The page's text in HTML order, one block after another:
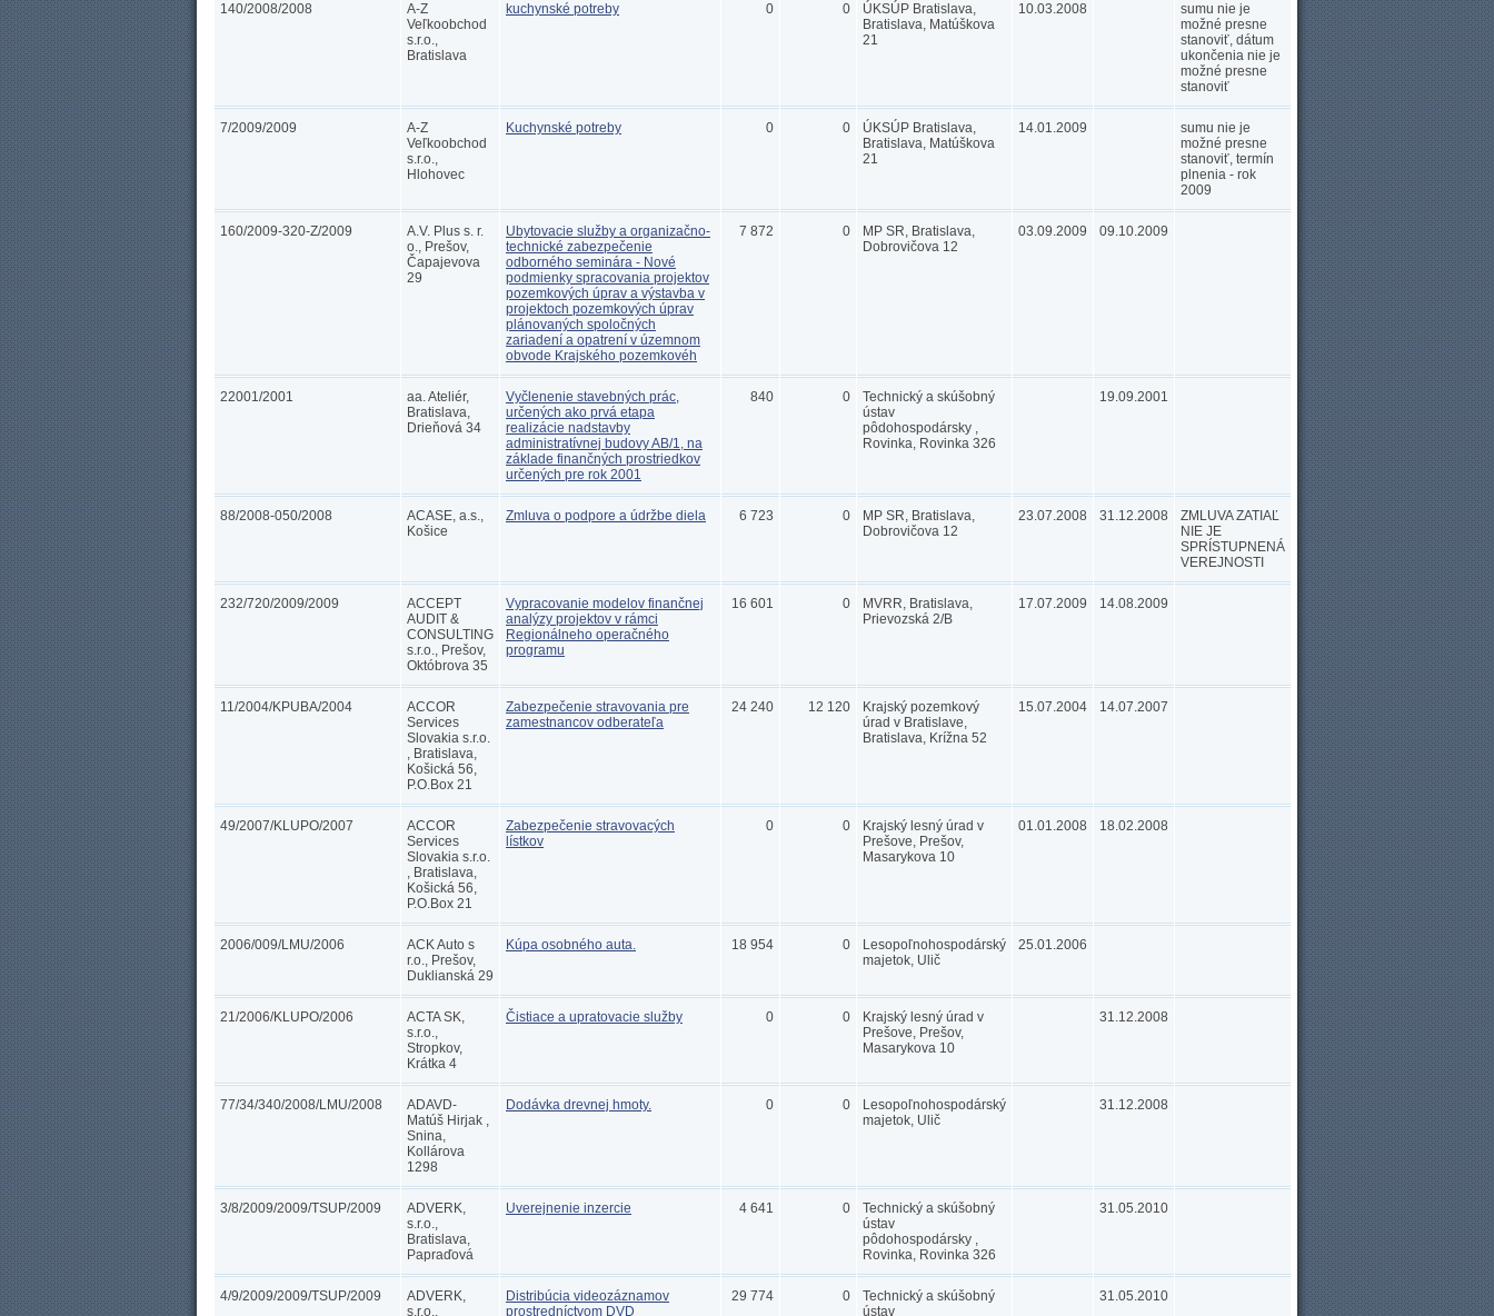
140/2008/2008
A-Z
Veľkoobchod
s.r.o.,
Bratislava
kuchynské potreby 0 0
ÚKSÚP Bratislava,
Bratislava, Matúškova
21
10.03.2008
sumu nie je
možné presne
stanoviť, dátum
ukončenia nie je
možné presne
stanoviť
7/2009/2009
A-Z
Veľkoobchod
s.r.o.,
Hlohovec
Kuchynské potreby 0 0
ÚKSÚP Bratislava,
Bratislava, Matúškova
21
14.01.2009
sumu nie je
možné presne
stanoviť, termín
plnenia - rok
2009
160/2009-320-Z/2009
A.V. Plus s. r.
o., Prešov,
Čapajevova
29
Ubytovacie služby a organizačno-
technické zabezpečenie
odborného seminára - Nové
podmienky spracovania projektov
pozemkových úprav a výstavba v
projektoch pozemkových úprav
plánovaných spoločných
zariadení a opatrení v územnom
obvode Krajského pozemkovéh
7 872 0
MP SR, Bratislava,
Dobrovičova 12
03.09.2009 09.10.2009
22001/2001
aa. Ateliér,
Bratislava,
Drieňová 34
Vyčlenenie stavebných prác,
určených ako prvá etapa
realizácie nadstavby
administratívnej budovy AB/1, na
základe finančných prostriedkov
určených pre rok 2001
840 0
Technický a skúšobný
ústav
pôdohospodársky ,
Rovinka, Rovinka 326
19.09.2001
88/2008-050/2008
ACASE, a.s.,
Košice
Zmluva o podpore a údržbe diela 6 723 0
MP SR, Bratislava,
Dobrovičova 12
23.07.2008 31.12.2008
ZMLUVA ZATIAĽ
NIE JE
SPRÍSTUPNENÁ
VEREJNOSTI
232/720/2009/2009
ACCEPT
AUDIT &
CONSULTING
s.r.o., Prešov,
Októbrova 35
Vypracovanie modelov finančnej
analýzy projektov v rámci
Regionálneho operačného
programu
16 601 0
MVRR, Bratislava,
Prievozská 2/B
17.07.2009 14.08.2009
11/2004/KPUBA/2004
ACCOR
Services
Slovakia s.r.o.
, Bratislava,
Košická 56,
P.O.Box 21
Zabezpečenie stravovania pre
zamestnancov odberateľa
24 240 12 120
Krajský pozemkový
úrad v Bratislave,
Bratislava, Krížna 52
15.07.2004 14.07.2007
49/2007/KLUPO/2007
ACCOR
Services
Slovakia s.r.o.
, Bratislava,
Košická 56,
P.O.Box 21
Zabezpečenie stravovacých
lístkov
0 0
Krajský lesný úrad v
Prešove, Prešov,
Masarykova 10
01.01.2008 18.02.2008
2006/009/LMU/2006
ACK Auto s
r.o., Prešov,
Duklianská 29
Kúpa osobného auta. 18 954 0
Lesopoľnohospodárský
majetok, Ulič
25.01.2006
21/2006/KLUPO/2006
ACTA SK,
s.r.o.,
Stropkov,
Krátka 4
Čistiace a upratovacie služby 0 0
Krajský lesný úrad v
Prešove, Prešov,
Masarykova 10
31.12.2008
77/34/340/2008/LMU/2008
ADAVD-
Matúš Hirjak ,
Snina,
Kollárova
1298
Dodávka drevnej hmoty. 0 0
Lesopoľnohospodárský
majetok, Ulič
31.12.2008
3/8/2009/2009/TSUP/2009
ADVERK,
s.r.o.,
Bratislava,
Papraďová
Uverejnenie inzercie 4 641 0
Technický a skúšobný
ústav
pôdohospodársky ,
Rovinka, Rovinka 326
31.05.2010
4/9/2009/2009/TSUP/2009
ADVERK,
s.r.o.,
Distribúcia videozáznamov
prostredníctvom DVD
29 774 0
Technický a skúšobný
ústav
31.05.2010